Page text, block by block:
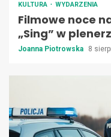
KULTURA WYDARZENIA
Filmowe noce
„Sing” w
Joanna Piotrowska 8